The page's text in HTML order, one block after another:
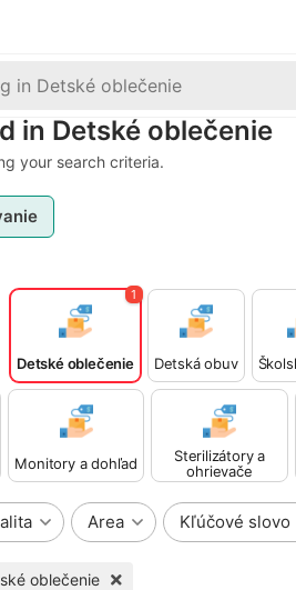
in Detské oblečenie
your search criteria.
Detské oblečenie
1
Detská obuv
Monitory a dohľad
Sterilizátory a
ohrievače
Area Kľúčové slovo
oblečenie